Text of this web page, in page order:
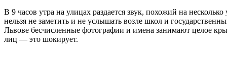
В 9 часов утра на улицах раздается звук, похожий на
нельзя не заметить и не услышать возле школ и
Львове бесчисленные фотографии и имена занимают целое
лиц — это шокирует.